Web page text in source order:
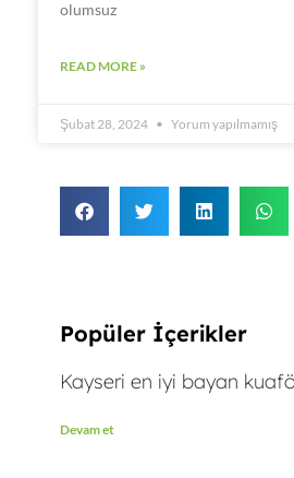
olumsuz
READ MORE »
Şubat 28, 2024 Yorum yapılmamış
Popüler İçerikler
Kayseri en iyi bayan
Devam et